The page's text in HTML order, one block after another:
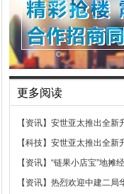
更多阅读
【资讯】 安世亚太推出全新
【科技】 安世亚太推出全新
【资讯】 “链果小店宝”地摊
【资讯】 热烈欢迎中建二局